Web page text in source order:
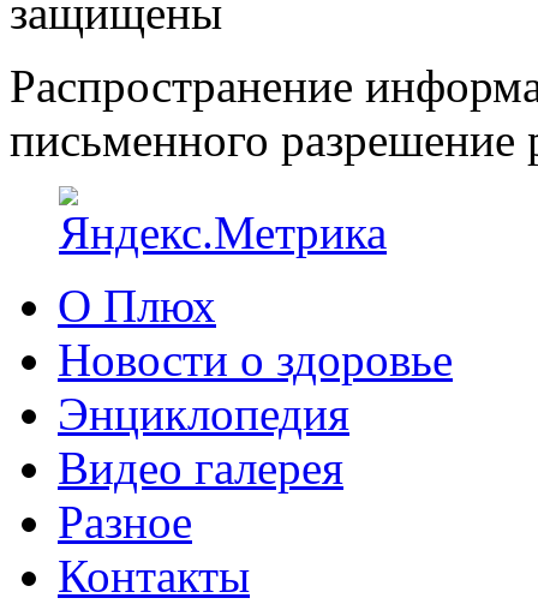
защищены
Распространение
письменного разрешение
О Плюх
Новости о здоровье
Энциклопедия
Видео галерея
Разное
Контакты